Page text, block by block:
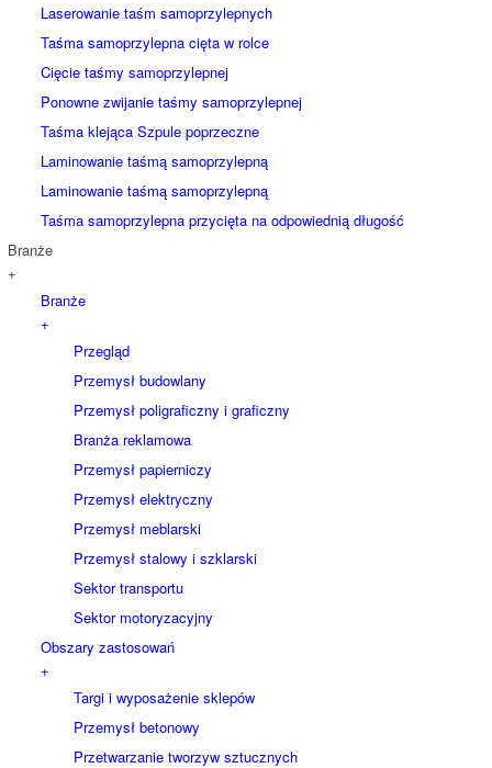
Laserowanie taśm samoprzylepnych
Taśma samoprzylepna cięta w rolce
Cięcie taśmy samoprzylepnej
Ponowne zwijanie taśmy samoprzylepnej
Taśma klejąca Szpule poprzeczne
Laminowanie taśmą samoprzylepną
Laminowanie taśmą samoprzylepną
Taśma samoprzylepna przycięta na odpowiednią długość
Branże
+
Branże
+
Przegląd
Przemysł budowlany
Przemysł poligraficzny i graficzny
Branża reklamowa
Przemysł papierniczy
Przemysł elektryczny
Przemysł meblarski
Przemysł stalowy i szklarski
Sektor transportu
Sektor motoryzacyjny
Obszary zastosowań
+
Targi i wyposażenie sklepów
Przemysł betonowy
Przetwarzanie tworzyw sztucznych